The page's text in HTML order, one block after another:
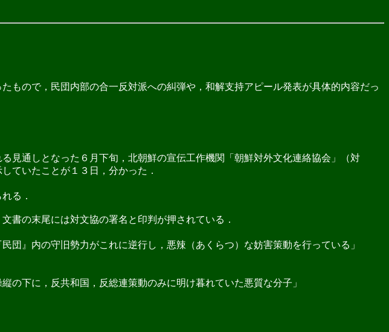
ので，民団内部の合一反対派への糾弾や，和解支持アピール発表が具体的内容だっ
通しとなった６月下旬，北朝鮮の宣伝工作機関「朝鮮対外文化連絡協会」（対
ていたことが１３日，分かった．
る．
書の末尾には対文協の署名と印判が押されている．
団』内の守旧勢力がこれに逆行し，悪辣（あくらつ）な妨害策動を行っている」
の下に，反共和国，反総連策動のみに明け暮れていた悪質な分子」